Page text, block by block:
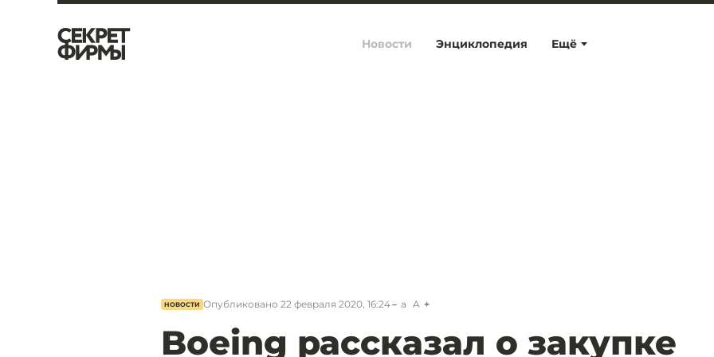
Ещё
Новости Энциклопедия
НОВОСТИ Опубликовано 22 февраля 2020, 16:24 a A
Boeing рассказал о закупке